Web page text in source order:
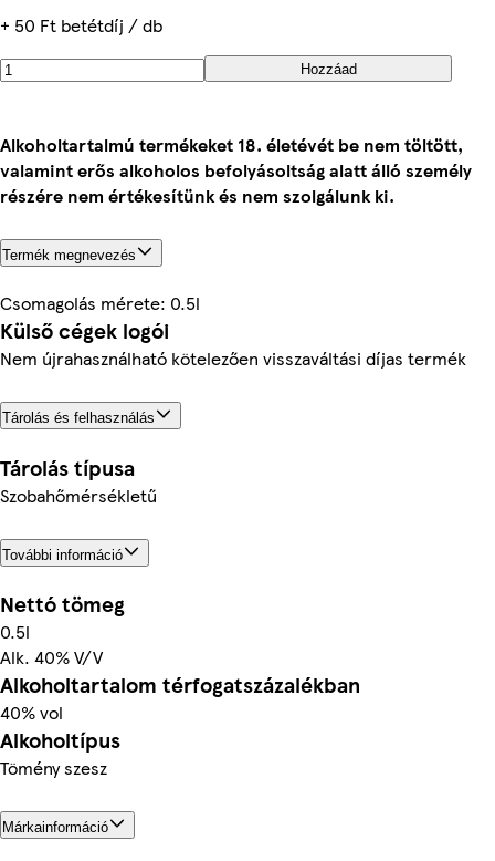
+ 50 Ft betétdíj / db
Hozzáad
Alkoholtartalmú termékeket 18. életévét be nem töltött,
valamint erős alkoholos befolyásoltság alatt álló személy
részére nem értékesítünk és nem szolgálunk ki.
Termék megnevezés
Csomagolás mérete: 0.5l
Külső cégek logói
Nem újrahasználható kötelezően visszaváltási díjas termék
Tárolás és felhasználás
Tárolás típusa
Szobahőmérsékletű
További információ
Nettó tömeg
0.5l
Alk. 40% V/V
Alkoholtartalom térfogatszázalékban
40% vol
Alkoholtípus
Tömény szesz
Márkainformáció